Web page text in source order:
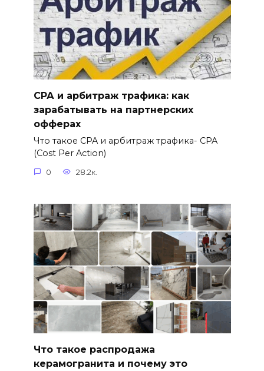
СРА и арбитраж трафика: как
зарабатывать на партнерских
офферах
Что такое CPA и арбитраж трафика- CPA
(Cost Per Action)
0 28.2к.
Что такое распродажа
керамогранита и почему это